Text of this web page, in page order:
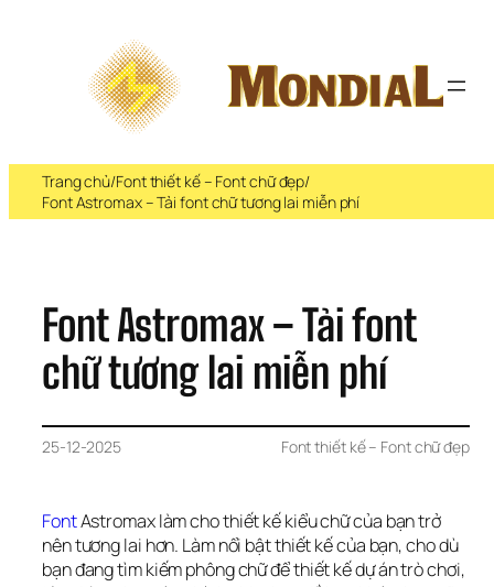
Trang chủ/Font thiết kế – Font chữ đẹp/
Font Astromax – Tải font chữ tương lai miễn phí
Font Astromax – Tải font
chữ tương lai miễn phí
25-12-2025 Font thiết kế – Font chữ đẹp
Font Astromax làm cho thiết kế kiểu chữ của bạn trở
nên tương lai hơn. Làm nổi bật thiết kế của bạn, cho dù
bạn đang tìm kiếm phông chữ để thiết kế dự án trò chơi,